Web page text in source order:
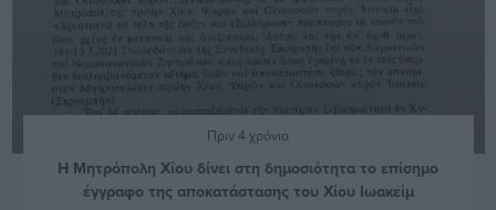
Πριν 4 χρόνια
Η Μητρόπολη Χίου δίνει στη δημοσιότητα το επίσημο
έγγραφο της αποκατάστασης του Χίου Ιωακείμ